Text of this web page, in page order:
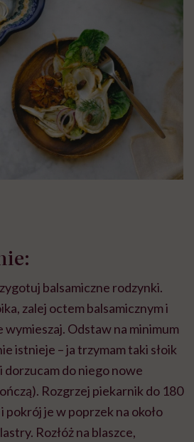
balsamiczne rodzynki.
zalej octem balsamicznym i
wymieszaj. Odstaw na minimum
istnieje – ja trzymam taki słoik
dorzucam do niego nowe
Rozgrzej piekarnik do 180
pokrój je w poprzek na około
Rozłóż na blaszce,